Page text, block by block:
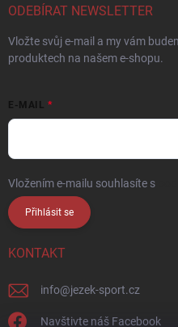
ODEBÍRAT NEWSLETTER
Vložte svůj e-mail a my vám
produktech na našem e-shopu.
E-MAIL
Vložením e-mailu souhlasíte s
Přihlásit se
KONTAKT
info@jezek-sport.cz
Navštivte náš Facebook